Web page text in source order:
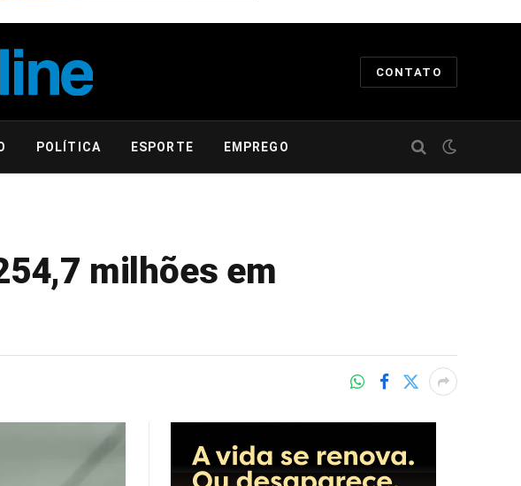
CONTATO
POLÍTICA ESPORTE EMPREGO
milhões em